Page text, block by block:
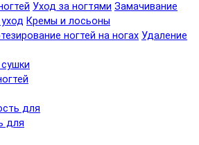
Уход за ногтями Замачивание
Кремы и лосьоны
ногтей на ногах Удаление
для
для